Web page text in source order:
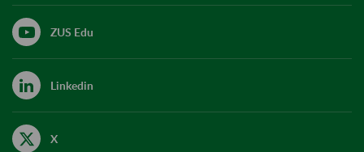
ZUS Edu
Linkedin
X